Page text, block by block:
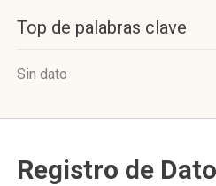
Top de palabras clave
Sin dato
Registro de